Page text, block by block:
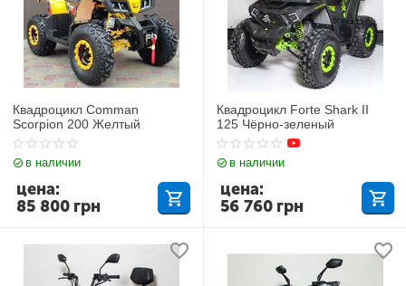
Квадроцикл Comman
Scorpion 200 Желтый
в наличии
85 800 грн
цена:
Квадроцикл Forte Shark II
125 Чёрно-зеленый
в наличии
56 760 грн
цена: